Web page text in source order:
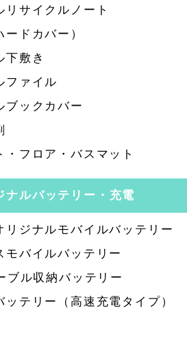
リサイクルノート
ードカバー）
下敷き
ファイル
ブックカバー
・フロア・バスマット
ナルバッテリー・充電
リジナルモバイルバッテリー
モバイルバッテリー
ブル収納バッテリー
ッテリー（高速充電タイプ）